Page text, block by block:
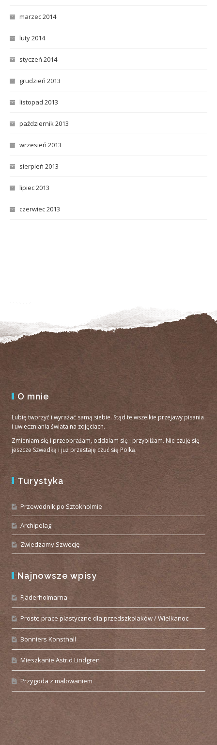
marzec 2014
luty 2014
styczeń 2014
grudzień 2013
listopad 2013
październik 2013
wrzesień 2013
sierpień 2013
lipiec 2013
czerwiec 2013
O mnie
Lubię tworzyć i wyrażać samą siebie. Stąd te wszelkie przejawy pisania
i uwieczniania świata na zdjęciach.
Zmieniam się i przeobrażam, oddalam się i przybliżam. Nie czuję się
jeszcze Szwedką i już przestaję czuć się Polką.
Turystyka
Przewodnik po Sztokholmie
Archipelag
Zwiedzamy Szwecję
Najnowsze wpisy
Fjäderholmarna
Proste prace plastyczne dla przedszkolaków / Wielkanoc
Bonniers Konsthall
Mieszkanie Astrid Lindgren
Przygoda z malowaniem